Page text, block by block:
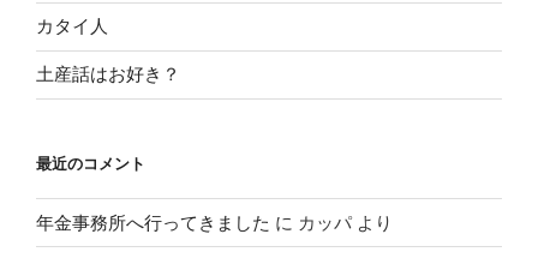
カタイ人
土産話はお好き？
最近のコメント
年金事務所へ行ってきました に カッパより